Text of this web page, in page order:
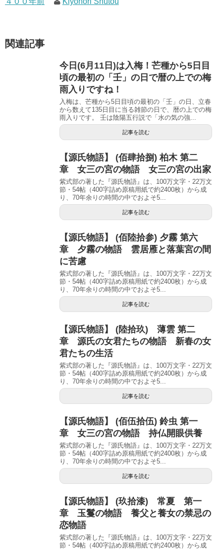
関連記事
今日(6月11日)は入梅！芒種から5日目
頃の最初の「壬」の日で暦の上での梅
雨入りですね！
入梅は、芒種から5日目頃の最初の「壬」の日、立春
から数えて135日目に当る雑節の日で、暦の上での梅
雨入りです。 壬は陰陽五行説で「水の気の強...
記事を読む
【源氏物語】 (佰肆拾捌) 柏木 第二
章 女三の宮の物語 女三の宮の出家
紫式部の著した『源氏物語』は、100万文字・22万文
節・54帖（400字詰め原稿用紙で約2400枚）から成
り、70年余りの時間の中でおよそ5...
記事を読む
【源氏物語】 (佰陸拾参) 夕霧 第六
章 夕霧の物語 雲居雁と落葉宮の間
に苦慮
紫式部の著した『源氏物語』は、100万文字・22万文
節・54帖（400字詰め原稿用紙で約2400枚）から成
り、70年余りの時間の中でおよそ5...
記事を読む
【源氏物語】 (陸拾玖) 薄雲 第二
章 源氏の女君たちの物語 新春の女
君たちの生活
紫式部の著した『源氏物語』は、100万文字・22万文
節・54帖（400字詰め原稿用紙で約2400枚）から成
り、70年余りの時間の中でおよそ5...
記事を読む
【源氏物語】 (佰伍拾伍) 鈴虫 第一
章 女三の宮の物語 持仏開眼供養
紫式部の著した『源氏物語』は、100万文字・22万文
節・54帖（400字詰め原稿用紙で約2400枚）から成
り、70年余りの時間の中でおよそ5...
記事を読む
【源氏物語】 (玖拾漆) 常夏 第一
章 玉鬘の物語 養父と養女の禁忌の
恋物語
紫式部の著した『源氏物語』は、100万文字・22万文
節・54帖（400字詰め原稿用紙で約2400枚）から成